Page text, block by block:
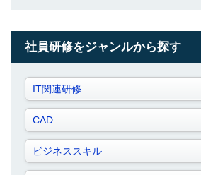
社員研修をジャンルから探す
IT関連研修
CAD
ビジネススキル